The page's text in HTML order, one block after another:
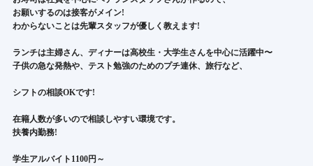
お願いするのは接客がメイン!
わからないことは先輩スタッフが優しく教えます!
ランチは主婦さん、ディナーは高校生・大学生さんを中心に活躍中〜
子供の急な発熱や、テスト勉強のためのプチ連休、旅行など、
シフトの相談OKです!
在籍人数が多いので相談しやすい環境です。
扶養内勤務!
学生アルバイト1100円～